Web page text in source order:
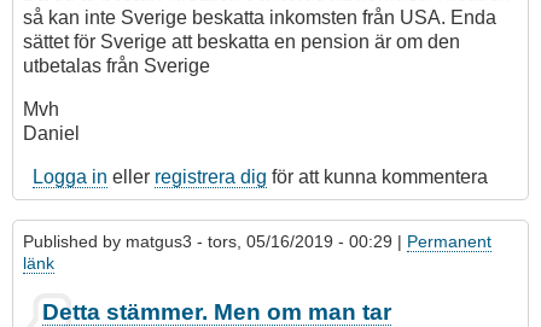
så kan inte Sverige beskatta inkomsten från USA. Enda
sättet för Sverige att beskatta en pension är om den
utbetalas från Sverige
Mvh
Daniel
Logga in eller registrera dig för att kunna kommentera
Published by matgus3 - tors, 05/16/2019 - 00:29 | Permanent
länk
Detta stämmer. Men om man tar